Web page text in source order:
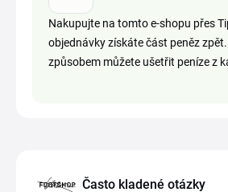
Nakupujte na tomto e-shopu přes
objednávky získáte část peněz
způsobem můžete ušetřit peníze z
Často kladené otázky